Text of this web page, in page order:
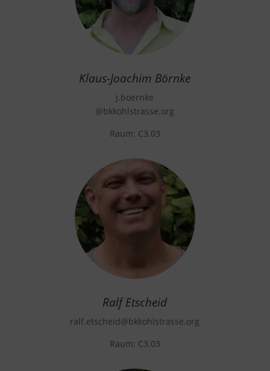
Klaus-Joachim Börnke
j.boernke
@bkkohlstrasse.org
Raum: C3.03
Ralf Etscheid
ralf.etscheid@bkkohlstrasse.org
Raum: C3.03